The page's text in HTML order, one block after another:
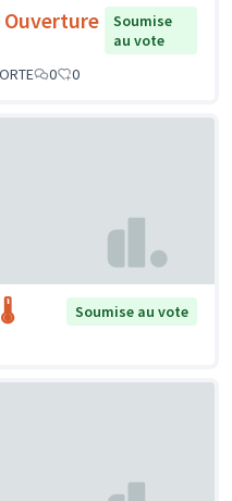
Soumise
au vote
0 0
Soumise au vote